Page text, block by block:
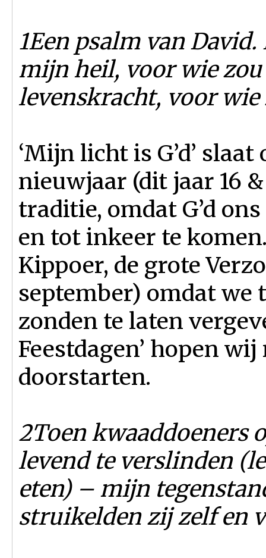
1Een psalm van
mijn heil, voor wie
levenskracht, voor wie
‘Mijn licht is G’d’
nieuwjaar (dit jaar 16
traditie, omdat G’d
en tot inkeer te
Kippoer, de grote
september) omdat we
zonden te laten
Feestdagen’ hopen
doorstarten.
2Toen kwaaddoeners
levend te verslinden
eten) – mijn
struikelden zij zelf en